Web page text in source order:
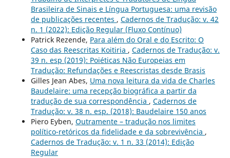
Brasileira de Sinais e Língua Portuguesa: uma revisão
de publicações recentes , Cadernos de Tradução: v. 42
n. 1 (2022): Edição Regular (Fluxo Contínuo)
Patrick Rezende, Para além do Oral e do Escrito: O
Caso das Reescritas Koitiria , Cadernos de Tradução: v.
39 n. esp (2019): Poiéticas Não Europeias em
Tradução: Refundações e Reescristas desde Brasis
Gilles Jean Abes, Uma nova leitura da vida de Charles
Baudelaire: uma recepção biográfica a partir da
tradução de sua correspondência , Cadernos de
Tradução: v. 38 n. esp. (2018): Baudelaire 150 anos
Piero Eyben, Outramente – tradução nos limites
político-retóricos da fidelidade e da sobrevivência ,
Cadernos de Tradução: v. 1 n. 33 (2014): Edição
Regular